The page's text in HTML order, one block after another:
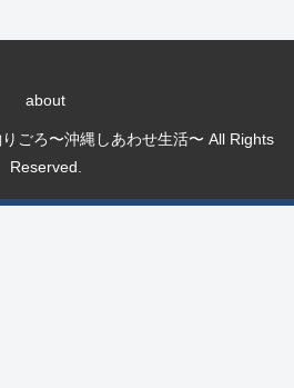
about
ごろ〜沖縄しあわせ生活〜 All Rights
Reserved.